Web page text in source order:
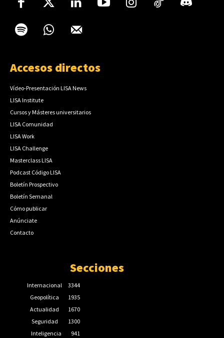
Accesos directos
Vídeo-Presentación LISA News
LISA Institute
Cursos y Másteres universitarios
LISA Comunidad
LISA Work
LISA Challenge
Masterclass LISA
Podcast Código LISA
Boletín Prospectivo
Boletín Semanal
Cómo publicar
Anúnciate
Contacto
Secciones
Internacional
3344
Geopolítica
1935
Actualidad
1670
Seguridad
1300
Inteligencia
941